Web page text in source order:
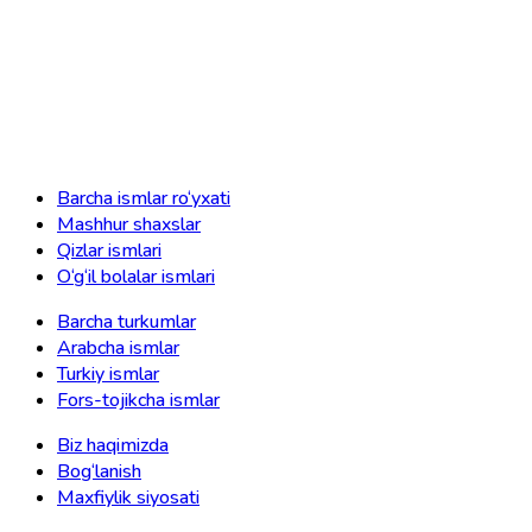
Barcha ismlar ro‘yxati
Mashhur shaxslar
Qizlar ismlari
O‘g‘il bolalar ismlari
Barcha turkumlar
Arabcha ismlar
Turkiy ismlar
Fors-tojikcha ismlar
Biz haqimizda
Bog‘lanish
Maxfiylik siyosati